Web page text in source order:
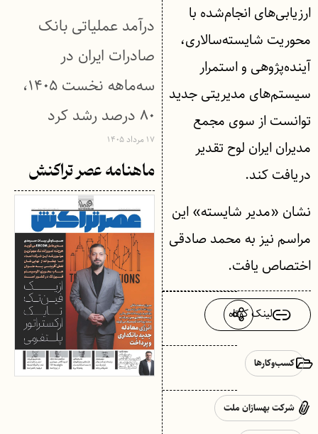
ارزیابی‌های انجام‌شده با
محوریت شایسته‌سالاری،
آینده‌پژوهی و استمرار
سیستم‌های مدیریتی جدید
توانست از سوی مجمع
مدیران ایران لوح تقدیر
دریافت کند.
نشان «مدیر شایسته» این
مراسم نیز به محمد صادقی
اختصاص یافت.
لینک کوتاه
کسب‌وکارها
شرکت بهسازان ملت
درآمد عملیاتی بانک
صادرات ایران در
سه‌ماهه نخست ۱۴۰۵،
۸۰ درصد رشد کرد
۱۷ مرداد ۱۴۰۵
ماهنامه عصر تراکنش